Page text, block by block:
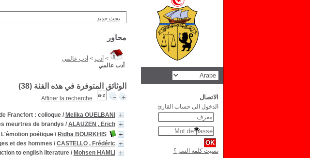
بحث جديد
محاور
> أدب > أدب عالمي
أدب عالمي
الوثائق المتوفرة في هذه الفئة (38
)
Affiner la recherche
Francfort : colloque/ Melika OUELBANI
meurtres de brandys / ALAUZEN , Erich
L'émotion poétique/ Ridha BOURKHIS
et des hommes / CASTELLO , Frédéric
to english literature/ Mohsen HAMLI
الاتصال
الدخول الى حساب القارئ
نسيت كلمة السر ؟